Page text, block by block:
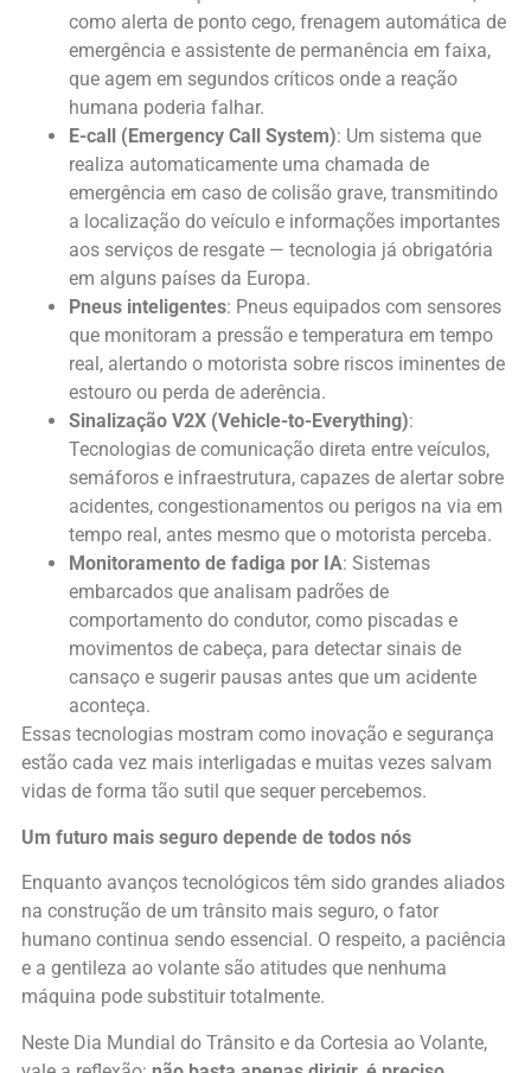
como alerta de ponto cego, frenagem automática de
emergência e assistente de permanência em faixa,
que agem em segundos críticos onde a reação
humana poderia falhar.
E-call (Emergency Call System): Um sistema que
realiza automaticamente uma chamada de
emergência em caso de colisão grave, transmitindo
a localização do veículo e informações importantes
aos serviços de resgate — tecnologia já obrigatória
em alguns países da Europa.
Pneus inteligentes: Pneus equipados com sensores
que monitoram a pressão e temperatura em tempo
real, alertando o motorista sobre riscos iminentes de
estouro ou perda de aderência.
Sinalização V2X (Vehicle-to-Everything):
Tecnologias de comunicação direta entre veículos,
semáforos e infraestrutura, capazes de alertar sobre
acidentes, congestionamentos ou perigos na via em
tempo real, antes mesmo que o motorista perceba.
Monitoramento de fadiga por IA: Sistemas
embarcados que analisam padrões de
comportamento do condutor, como piscadas e
movimentos de cabeça, para detectar sinais de
cansaço e sugerir pausas antes que um acidente
aconteça.
Essas tecnologias mostram como inovação e segurança
estão cada vez mais interligadas e muitas vezes salvam
vidas de forma tão sutil que sequer percebemos.
Um futuro mais seguro depende de todos nós
Enquanto avanços tecnológicos têm sido grandes aliados
na construção de um trânsito mais seguro, o fator
humano continua sendo essencial. O respeito, a paciência
e a gentileza ao volante são atitudes que nenhuma
máquina pode substituir totalmente.
Neste Dia Mundial do Trânsito e da Cortesia ao Volante,